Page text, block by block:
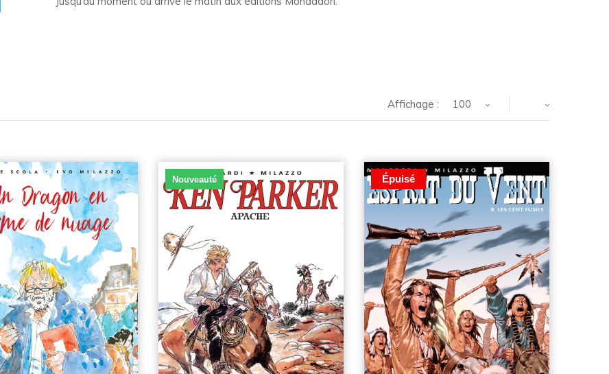
Affichage : 100
Nouveauté Épuisé